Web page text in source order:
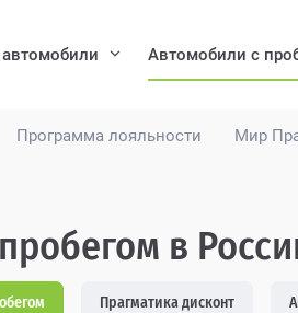
Программа лояльности Мир
Автомобили с
в
Прагматика дисконт